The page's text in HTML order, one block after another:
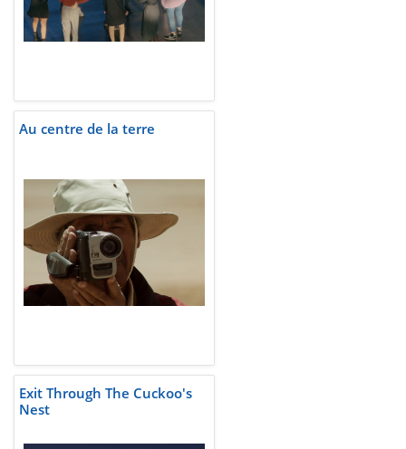
Au centre de la terre
Exit Through The Cuckoo's
Nest